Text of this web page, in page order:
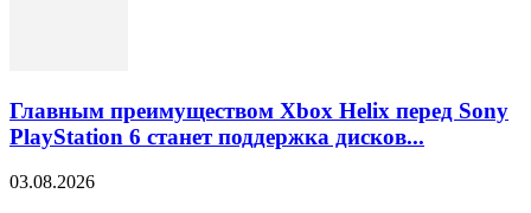
Главным преимуществом Xbox Helix перед Sony
PlayStation 6 станет поддержка дисков...
03.08.2026